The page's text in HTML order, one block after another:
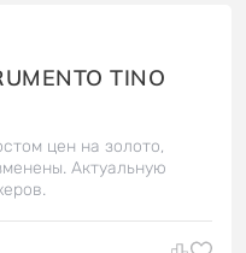
TINO
цен на золото,
Актуальную